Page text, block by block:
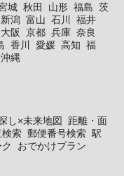
城 秋田 山形 福島 茨
新潟 富山 石川
福井
大阪 京都 兵庫 奈良
香川 愛媛 高知 福
沖縄
し×未来地図
距離・面
検索 郵便番号検索 駅
おでかけプラン